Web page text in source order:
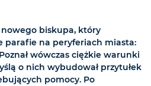
nowego biskupa, który
parafie na peryferiach miasta:
wówczas ciężkie warunki
o nich wybudował przytułek
pomocy. Po